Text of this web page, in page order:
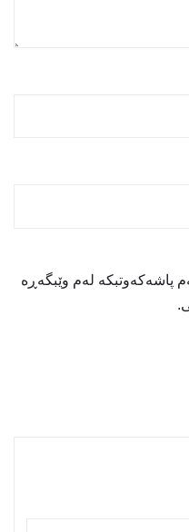
پاشەکەوتبکە لەم وێبگەڕە